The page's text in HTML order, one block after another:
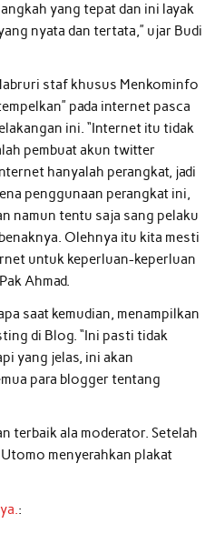
yang tepat dan ini layak
nyata dan tertata,” ujar Budi
staf khusus Menkominfo
pada internet pasca
ini. “Internet itu tidak
pembuat akun twitter
hanyalah perangkat, jadi
penggunaan perangkat ini,
namun tentu saja sang pelaku
Olehnya itu kita mesti
untuk keperluan-keperluan
Ahmad.
saat kemudian, menampilkan
di Blog. “Ini pasti tidak
yang jelas, ini akan
para blogger tentang
terbaik ala moderator. Setelah
menyerahkan plakat
: